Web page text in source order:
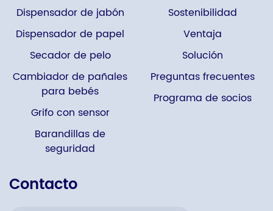
Dispensador de jabón
Dispensador de papel
Secador de pelo
Cambiador de pañales
para bebés
Grifo con sensor
Barandillas de
seguridad
Sostenibilidad
Ventaja
Solución
Preguntas frecuentes
Programa de socios
Contacto